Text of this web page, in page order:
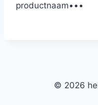
productnaam• • •
© 2026